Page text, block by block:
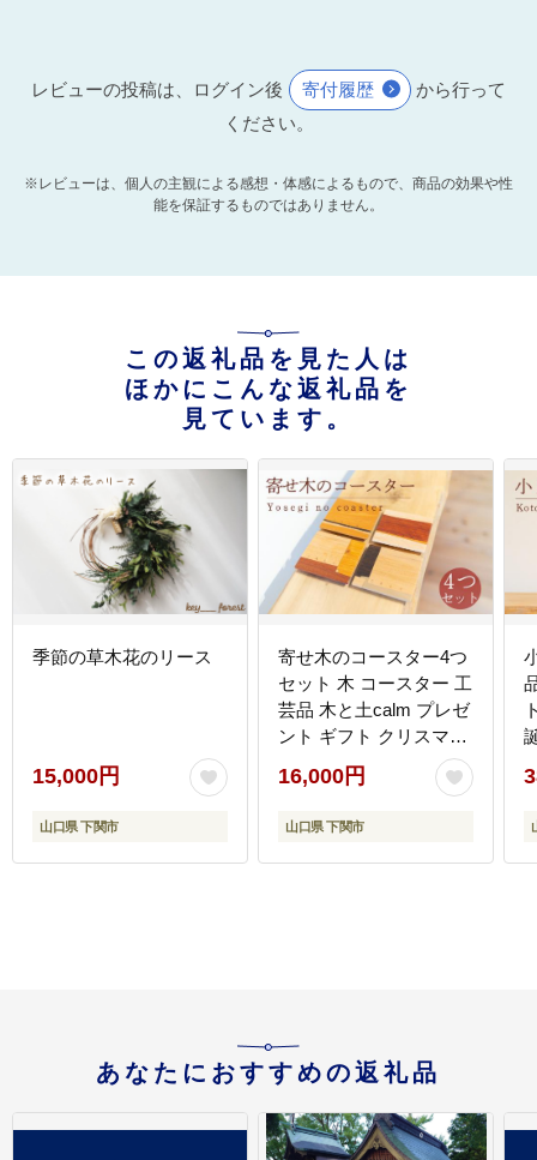
レビューの投稿は、ログイン後 寄付履歴
から行って
ください。
※レビューは、個人の主観による感想・体感によるもので、商品の効果や性
能を保証するものではありません。
この返礼品を見た人は
ほかにこんな返礼品を
見ています。
季節の草木花のリース
15,000円
山口県 下関市
寄せ木のコースター4つ
セット 木 コースター 工
芸品 木と土calm プレゼ
ント ギフト クリスマス
お誕生日 結婚祝い 下関
市
16,000円
山口県 下関市
あなたにおすすめの返礼品